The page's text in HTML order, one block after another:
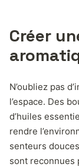
Créer
N’oubliez pas
l’espace. Des
d’huiles
rendre
senteurs
sont reconnues